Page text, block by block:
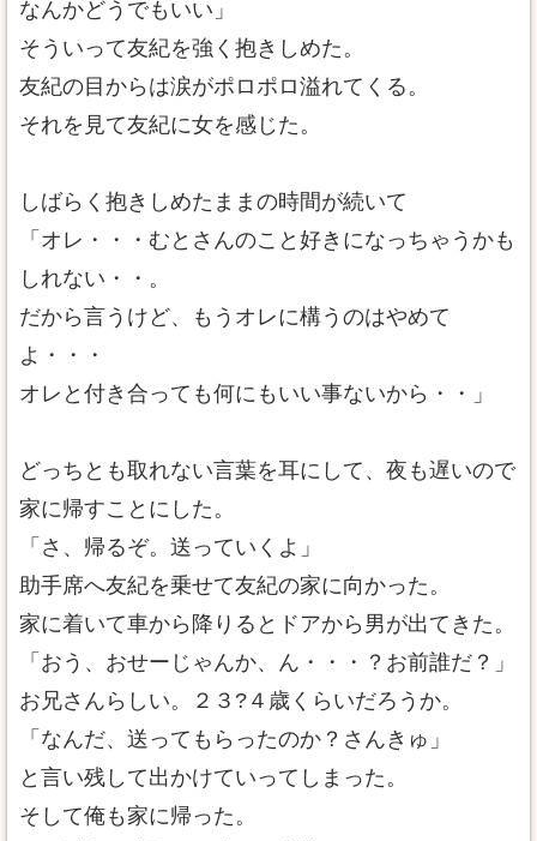
なんかどうでもいい」
そういって友紀を強く抱きしめた。
友紀の目からは涙がポロポロ溢れてくる。
それを見て友紀に女を感じた。
しばらく抱きしめたままの時間が続いて
「オレ・・・むとさんのこと好きになっちゃうかも
しれない・・。
だから言うけど、もうオレに構うのはやめて
よ・・・
オレと付き合っても何にもいい事ないから・・」
どっちとも取れない言葉を耳にして、夜も遅いので
家に帰すことにした。
「さ、帰るぞ。送っていくよ」
助手席へ友紀を乗せて友紀の家に向かった。
家に着いて車から降りるとドアから男が出てきた。
「おう、おせーじゃんか、ん・・・？お前誰だ？」
お兄さんらしい。２３?４歳くらいだろうか。
「なんだ、送ってもらったのか？さんきゅ」
と言い残して出かけていってしまった。
そして俺も家に帰った。